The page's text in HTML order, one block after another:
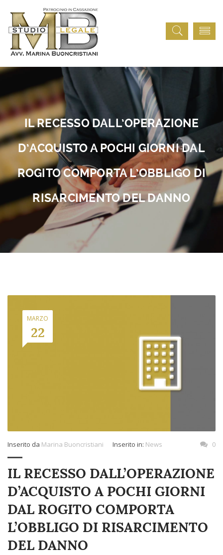
IL RECESSO DALL’OPERAZIONE
D’ACQUISTO A POCHI GIORNI DAL
ROGITO COMPORTA L’OBBLIGO DI
RISARCIMENTO DEL DANNO
MARZO
22
Inserito da Marina Buoncristiani Inserito in: News 0
IL RECESSO DALL’OPERAZIONE
D’ACQUISTO A POCHI GIORNI
DAL ROGITO COMPORTA
L’OBBLIGO DI RISARCIMENTO
DEL DANNO